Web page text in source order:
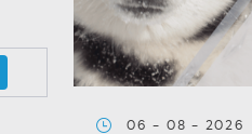
06 - 08 - 2026